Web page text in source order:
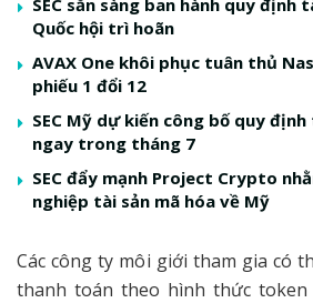
Quốc hội trì hoãn
AVAX One khôi phục tuân thủ
phiếu 1 đổi 12
SEC Mỹ dự kiến công bố quy
ngay trong tháng 7
SEC đẩy mạnh Project Crypto
nghiệp tài sản mã hóa về Mỹ
Các công ty môi giới tham gia có
thanh toán theo hình thức